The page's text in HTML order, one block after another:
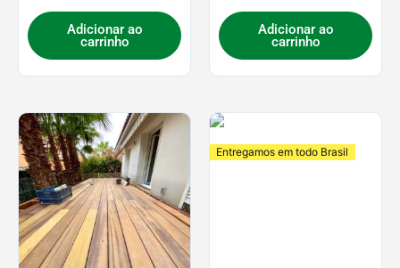
Adicionar ao
carrinho
Adicionar ao
carrinho
Entregamos em todo Brasil